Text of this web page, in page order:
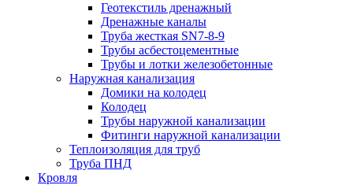
Геотекстиль дренажный
Дренажные каналы
Труба жесткая SN7-8-9
Трубы асбестоцементные
Трубы и лотки железобетонные
Наружная канализация
Домики на колодец
Колодец
Трубы наружной канализации
Фитинги наружной канализации
Теплоизоляция для труб
Труба ПНД
Кровля